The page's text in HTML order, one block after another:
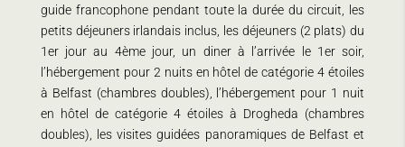
guide francophone pendant toute la durée du circuit, les
petits déjeuners irlandais inclus, les déjeuners (2 plats) du
1er jour au 4ème jour, un diner à l’arrivée le 1er soir,
l’hébergement pour 2 nuits en hôtel de catégorie 4 étoiles
à Belfast (chambres doubles), l’hébergement pour 1 nuit
en hôtel de catégorie 4 étoiles à Drogheda (chambres
doubles), les visites guidées panoramiques de Belfast et